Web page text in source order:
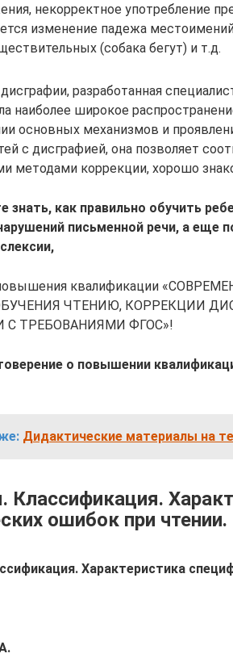
некорректное употребление
изменение падежа
(собака бегут) и т.д.
разработанная
наиболее широкое
основных механизмов и
с дисграфией, она позволяет
методами коррекции, хорошо
знать, как правильно обучить
письменной речи, а еще
повышения квалификации
ЧТЕНИЮ, КОРРЕКЦИИ
С ТРЕБОВАНИЯМИ ФГОС»!
о повышении
Дидактические материалы на
Классификация.
ошибок при чтении.
Характеристика